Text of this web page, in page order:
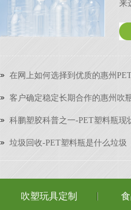
来
在网上如何选择到优质的惠州
客户确定稳定长期合作的惠州吹
科鹏塑胶科普之一-PET塑料瓶现
垃圾回收-PET塑料瓶是什么垃圾
吹塑玩具定制